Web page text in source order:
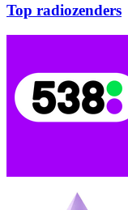
Top radiozenders